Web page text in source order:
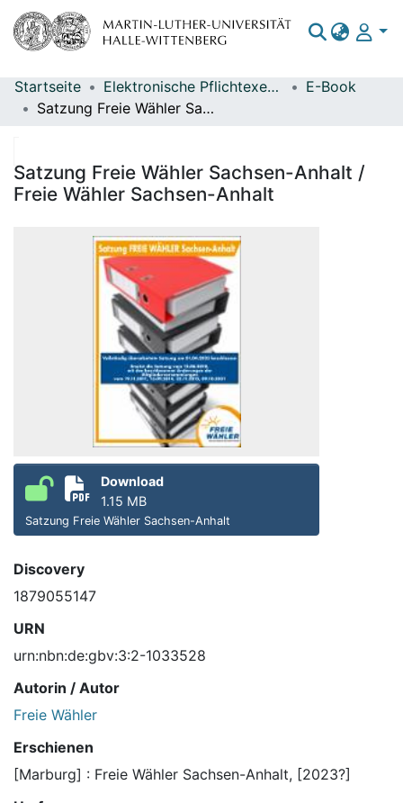
Bereiche & Sammlungen
Statistiken
Startseite Elektronische Pflichtexemplare
E-Book
Satzung Freie Wähler Sachsen-Anhalt / Freie Wähler Sachsen-Anhalt
Satzung Freie Wähler Sachsen-Anhalt /
Freie Wähler Sachsen-Anhalt
Download
1.15 MB
Satzung Freie Wähler Sachsen-Anhalt
Discovery
1879055147
URN
urn:nbn:de:gbv:3:2-1033528
Autorin / Autor
Freie Wähler
Erschienen
[Marburg] : Freie Wähler Sachsen-Anhalt, [2023?]